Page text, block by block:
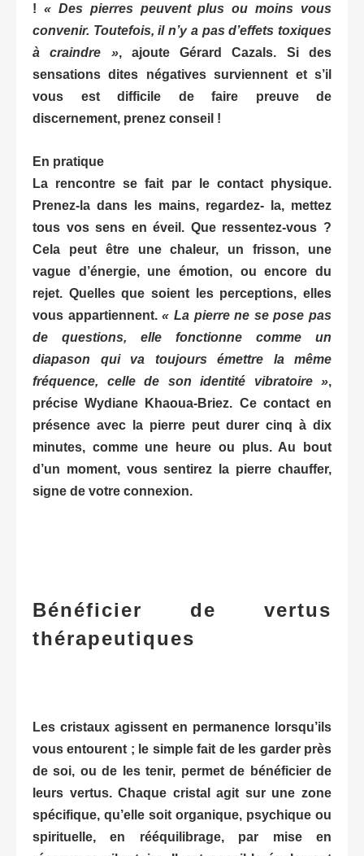
! « Des pierres peuvent plus ou moins vous
convenir. Toutefois, il n’y a pas d’effets toxiques
à craindre », ajoute Gérard Cazals. Si des
sensations dites négatives surviennent et s’il
vous est difficile de faire preuve de
discernement, prenez conseil !
En pratique
La rencontre se fait par le contact physique.
Prenez-la dans les mains, regardez- la, mettez
tous vos sens en éveil. Que ressentez-vous ?
Cela peut être une chaleur, un frisson, une
vague d’énergie, une émotion, ou encore du
rejet. Quelles que soient les perceptions, elles
vous appartiennent.« La pierre ne se pose pas
de questions, elle fonctionne comme un
diapason qui va toujours émettre la même
fréquence, celle de son identité vibratoire »,
précise Wydiane Khaoua-Briez. Ce contact en
présence avec la pierre peut durer cinq à dix
minutes, comme une heure ou plus. Au bout
d’un moment, vous sentirez la pierre chauffer,
signe de votre connexion.
Bénéficier de vertus
thérapeutiques
Les cristaux agissent en permanence lorsqu’ils
vous entourent ; le simple fait de les garder près
de soi, ou de les tenir, permet de bénéficier de
leurs vertus. Chaque cristal agit sur une zone
spécifique, qu’elle soit organique, psychique ou
spirituelle, en rééquilibrage, par mise en